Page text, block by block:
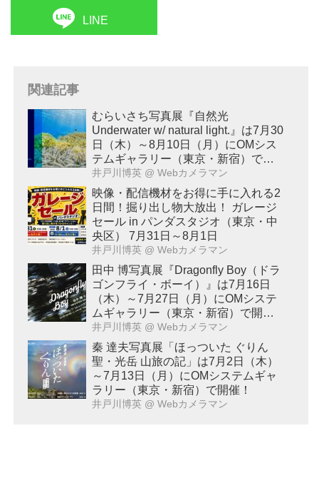
LINE
関連記事
むらいさち写真展『自然光
Underwater w/ natural light.』は7月30
日（木）～8月10日（月）にOMシス
テムギャラリー（東京・新宿）で開
催！
井戸川博英 @ Webカメラマン
映像・配信機材をお得に手に入れる2
日間！掘り出し物大放出！ ガレージ
セール in パンダスタジオ（東京・中
央区） 7月31日～8月1日
井戸川博英 @ Webカメラマン
田中 博写真展『Dragonfly Boy（ドラ
ゴンフライ・ボーイ）』は7月16日
（木）～7月27日（月）にOMシステ
ムギャラリー（東京・新宿）で開
催！
井戸川博英 @ Webカメラマン
秦 達夫写真展「ほっついた ぐりん
聖・光岳 山旅の記」は7月2日（木）
～7月13日（月）にOMシステムギャ
ラリー（東京・新宿）で開催！
井戸川博英 @ Webカメラマン